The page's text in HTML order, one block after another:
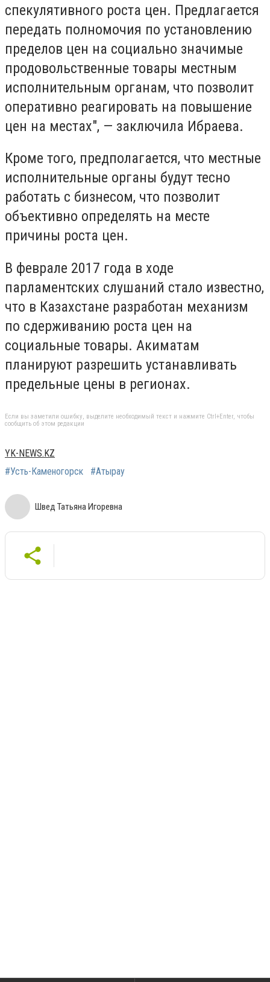
спекулятивного роста цен. Предлагается
передать полномочия по установлению
пределов цен на социально значимые
продовольственные товары местным
исполнительным органам, что позволит
оперативно реагировать на повышение
цен на местах", — заключила Ибраева.
Кроме того, предполагается, что местные
исполнительные органы будут тесно
работать с бизнесом, что позволит
объективно определять на месте
причины роста цен.
В феврале 2017 года в ходе
парламентских слушаний стало известно,
что в Казахстане разработан механизм
по сдерживанию роста цен на
социальные товары. Акиматам
планируют разрешить устанавливать
предельные цены в регионах.
Если вы заметили ошибку, выделите необходимый текст и нажмите Ctrl+Enter, чтобы
сообщить об этом редакции
YK-NEWS.KZ
#Усть-Каменогорск
#Атырау
Швед Татьяна Игоревна